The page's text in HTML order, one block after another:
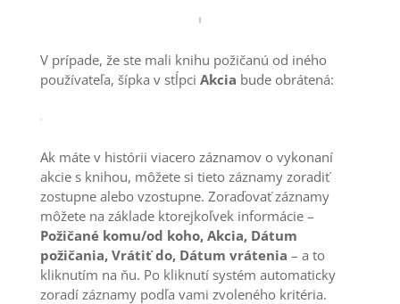
V prípade, že ste mali knihu požičanú od iného
používateľa, šípka v stĺpci Akcia bude obrátená:
Ak máte v histórii viacero záznamov o vykonaní
akcie s knihou, môžete si tieto záznamy zoradiť
zostupne alebo vzostupne. Zoraďovať záznamy
môžete na základe ktorejkoľvek informácie –
Požičané komu/od koho, Akcia, Dátum
požičania, Vrátiť do, Dátum vrátenia – a to
kliknutím na ňu. Po kliknutí systém automaticky
zoradí záznamy podľa vami zvoleného kritéria.